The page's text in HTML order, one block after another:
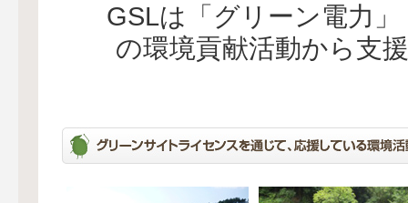
GSLは「グリーン電力
の環境貢献活動から支